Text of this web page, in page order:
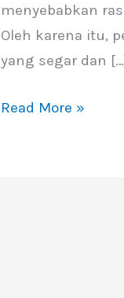
menyebabkan
Oleh karena itu,
yang segar dan
Read More »